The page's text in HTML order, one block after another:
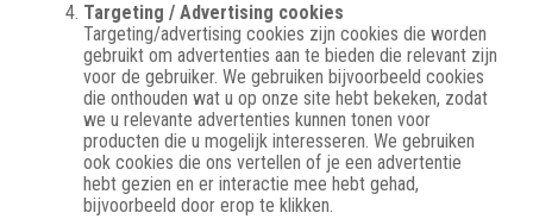
Targeting / Advertising cookies
Targeting/advertising cookies zijn cookies die worden
gebruikt om advertenties aan te bieden die relevant zijn
voor de gebruiker. We gebruiken bijvoorbeeld cookies
die onthouden wat u op onze site hebt bekeken, zodat
we u relevante advertenties kunnen tonen voor
producten die u mogelijk interesseren. We gebruiken
ook cookies die ons vertellen of je een advertentie
hebt gezien en er interactie mee hebt gehad,
bijvoorbeeld door erop te klikken.